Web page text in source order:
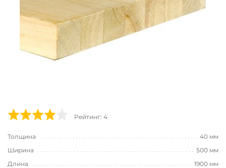
Рейтинг: 4
Толщина
40 мм
Ширина
500 мм
Длина
1900 мм